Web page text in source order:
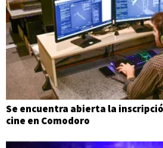
Se encuentra abierta la
cine en Comodoro